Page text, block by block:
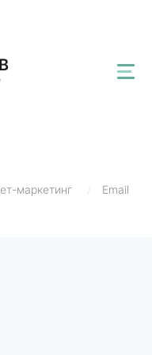
маркетинг
Email